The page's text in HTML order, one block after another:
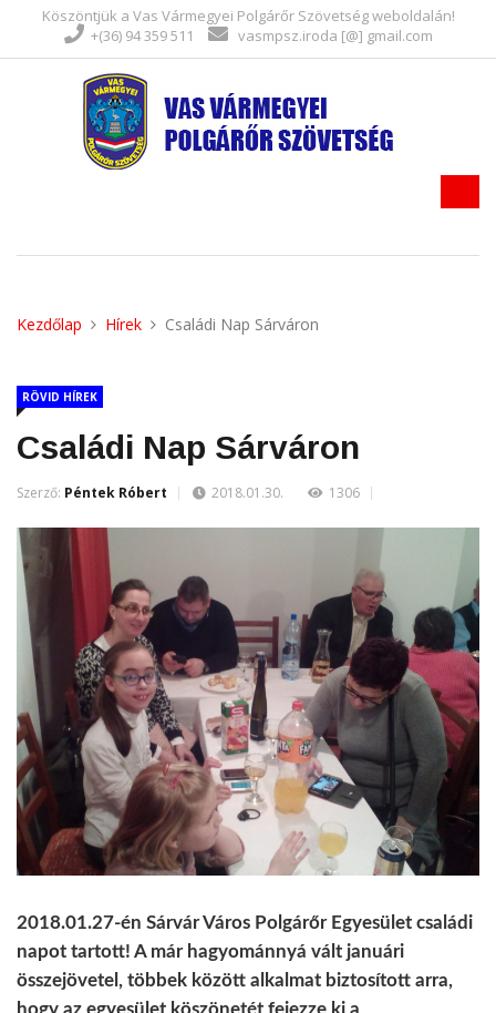
Köszöntjük a Vas Vármegyei Polgárőr Szövetség weboldalán!
+(36) 94 359 511
vasmpsz.iroda [@] gmail.com
Kezdőlap Hírek Családi Nap Sárváron
RÖVID HÍREK
Családi Nap Sárváron
Szerző: Péntek Róbert 2018.01.30. 1306
2018.01.27-én Sárvár Város Polgárőr Egyesület családi
napot tartott! A már hagyománnyá vált januári
összejövetel, többek között alkalmat biztosított arra,
hogy az egyesület köszönetét fejezze ki a